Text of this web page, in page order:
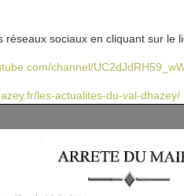
réseaux sociaux en cliquant sur le
channel/
les-actualites-du-val-dhazey/